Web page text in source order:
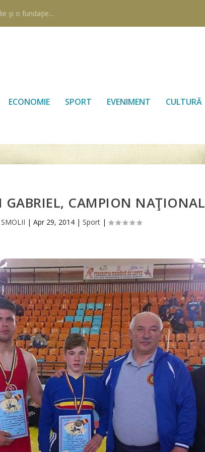
şi o fundaţie...
ECONOMIE SPORT EVENIMENT CULTURĂ
GABRIEL, CAMPION NAŢIONAL
| Apr 29, 2014| Sport|